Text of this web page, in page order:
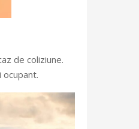
de coliziune.